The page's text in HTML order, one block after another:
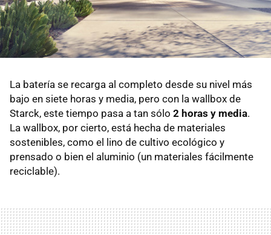
La batería se recarga al completo desde su nivel más
bajo en siete horas y media, pero con la wallbox de
Starck, este tiempo pasa a tan sólo 2 horas y media.
La wallbox, por cierto, está hecha de materiales
sostenibles, como el lino de cultivo ecológico y
prensado o bien el aluminio (un materiales fácilmente
reciclable).